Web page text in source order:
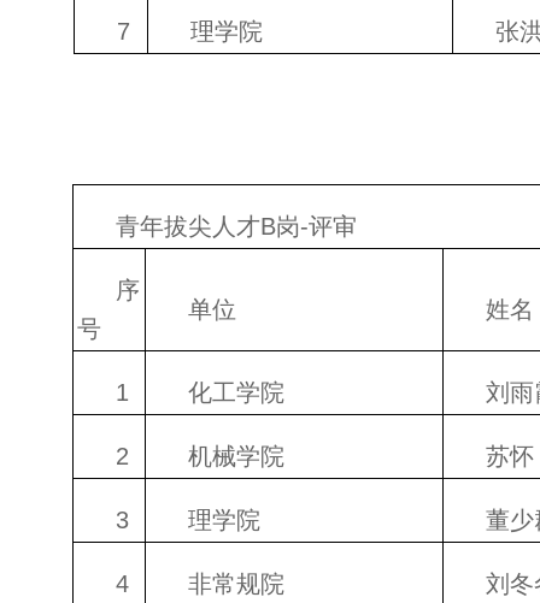
7 理学院 张
青年拔尖人才B岗-评审
序
号
单位 姓名
1 化工学院 刘雨
2 机械学院 苏怀
3 理学院 董少
4 非常规院 刘冬